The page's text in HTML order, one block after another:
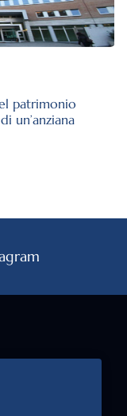
patrimonio
un’anziana